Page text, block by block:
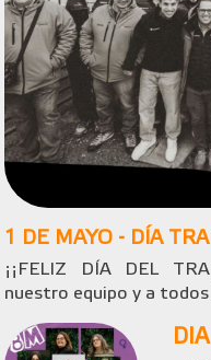
1 DE MAYO - DÍA
¡¡FELIZ DÍA DEL
nuestro equipo y a